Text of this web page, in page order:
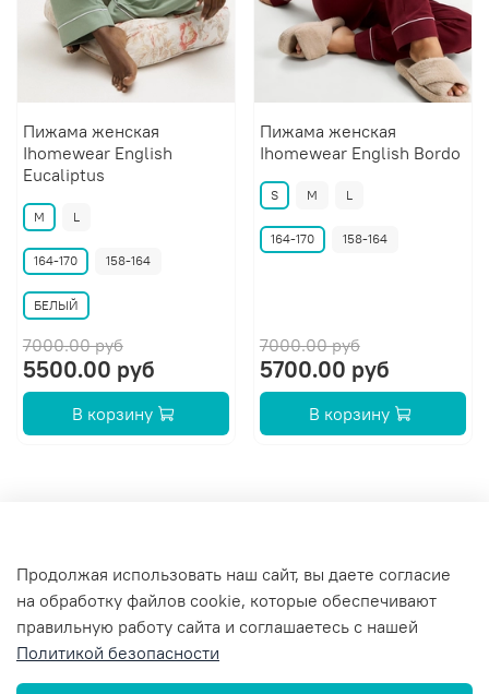
Пижама женская
Ihomewear English
Eucaliptus
M L
164-170 158-164
БЕЛЫЙ
7000.00 руб
5500.00 руб
В корзину
Пижама женская
Ihomewear English Bordo
S M L
164-170 158-164
7000.00 руб
5700.00 руб
В корзину
Продолжая использовать наш сайт, вы даете согласие
на обработку файлов cookie, которые обеспечивают
правильную работу сайта и соглашаетесь с нашей
Политикой безопасности